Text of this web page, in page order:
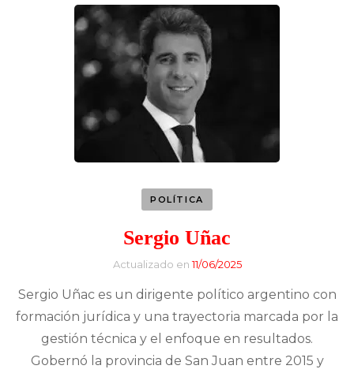
POLÍTICA
Sergio Uñac
Actualizado en11/06/2025
Sergio Uñac es un dirigente político argentino con
formación jurídica y una trayectoria marcada por la
gestión técnica y el enfoque en resultados.
Gobernó la provincia de San Juan entre 2015 y